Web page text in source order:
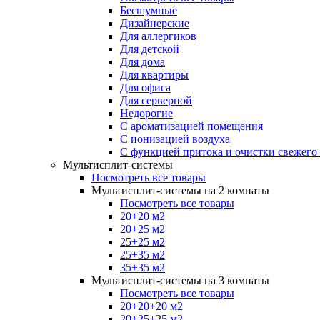
Бесшумные
Дизайнерские
Для аллергиков
Для детской
Для дома
Для квартиры
Для офиса
Для серверной
Недорогие
С ароматизацией помещения
С ионизацией воздуха
С функцией притока и очистки свежего
Мультисплит-системы
Посмотреть все товары
Мультисплит-системы на 2 комнаты
Посмотреть все товары
20+20 м2
20+25 м2
25+25 м2
25+35 м2
35+35 м2
Мультисплит-системы на 3 комнаты
Посмотреть все товары
20+20+20 м2